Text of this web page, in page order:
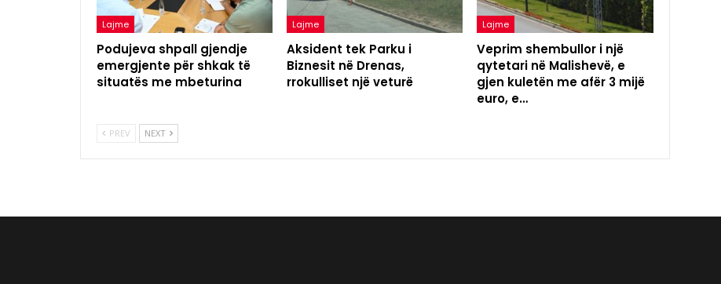
Lajme
Podujeva shpall gjendje
emergjente për shkak të
situatës me mbeturina
Lajme
Aksident tek Parku i
Biznesit në Drenas,
rrokulliset një veturë
Lajme
Veprim shembullor i një
qytetari në Malishevë, e
gjen kuletën me afër 3 mijë
euro, e…
PREV NEXT